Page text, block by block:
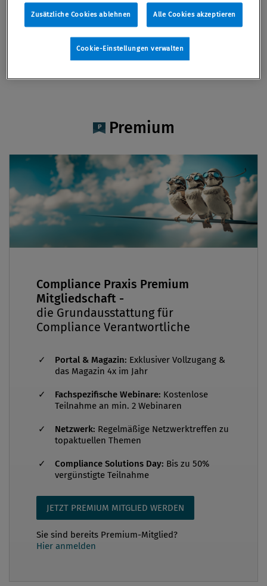
Mag. Alexandra Rech ist juristische Mitarbeiterin
in der Rechtsanwaltskanzlei von RA Dr. Bettina
Premium
Compliance Praxis Premium
Mitgliedschaft -
die Grundausstattung für
Compliance Verantwortliche
Portal & Magazin: Exklusiver Vollzugang &
das Magazin 4x im Jahr
Fachspezifische Webinare: Kostenlose
Teilnahme an min. 2 Webinaren
Netzwerk: Regelmäßige Netzwerktreffen zu
topaktuellen Themen
Compliance Solutions Day: Bis zu 50%
vergünstigte Teilnahme
JETZT PREMIUM MITGLIED WERDEN
Sie sind bereits Premium-Mitglied?
Hier anmelden
Zusätzliche Cookies ablehnen Alle Cookies akzeptieren
Cookie-Einstellungen verwalten